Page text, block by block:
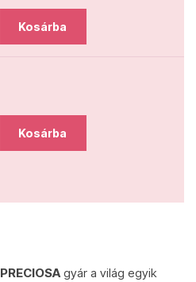
Kosárba
Kosárba
PRECIOSAgyár a világ egyik